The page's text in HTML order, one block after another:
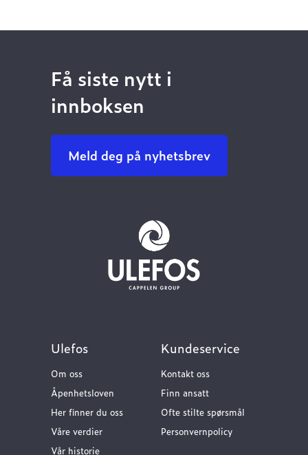
Få siste nytt i
innboksen
Meld deg på nyhetsbrev
Ulefos
Om oss
Åpenhetsloven
Her finner du oss
Våre verdier
Vår historie
Kundeservice
Kontakt oss
Finn ansatt
Ofte stilte spørsmål
Personvernpolicy